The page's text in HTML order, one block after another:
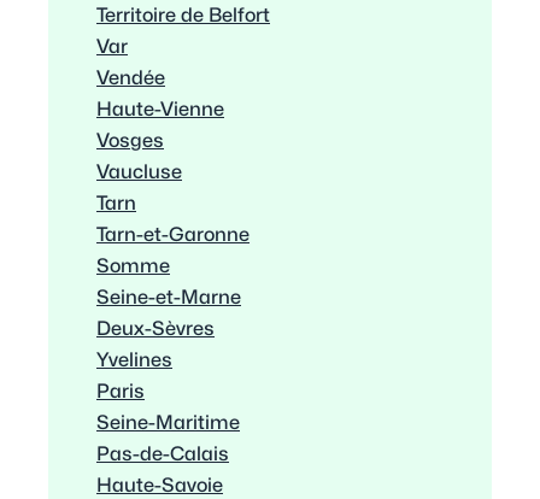
Territoire de Belfort
Var
Vendée
Haute-Vienne
Vosges
Vaucluse
Tarn
Tarn-et-Garonne
Somme
Seine-et-Marne
Deux-Sèvres
Yvelines
Paris
Seine-Maritime
Pas-de-Calais
Haute-Savoie